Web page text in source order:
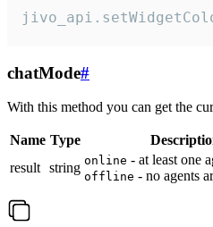
chatMode#
With this method you can get the
Name Type
result string online - at least one
offline - no agents